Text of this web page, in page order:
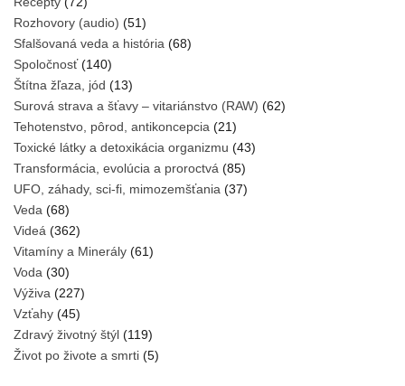
Rozhovory (audio) (51)
Sfalšovaná veda a história (68)
Spoločnosť(140)
Štítna žľaza, jód (13)
Surová strava a šťavy – vitariánstvo (RAW) (62)
Tehotenstvo, pôrod, antikoncepcia (21)
Toxické látky a detoxikácia organizmu (43)
Transformácia, evolúcia a proroctvá (85)
UFO, záhady, sci-fi, mimozemšťania (37)
Veda (68)
Videá (362)
Vitamíny a Minerály (61)
Voda (30)
Výživa (227)
Vzťahy (45)
Zdravý životný štýl (119)
Život po živote a smrti (5)